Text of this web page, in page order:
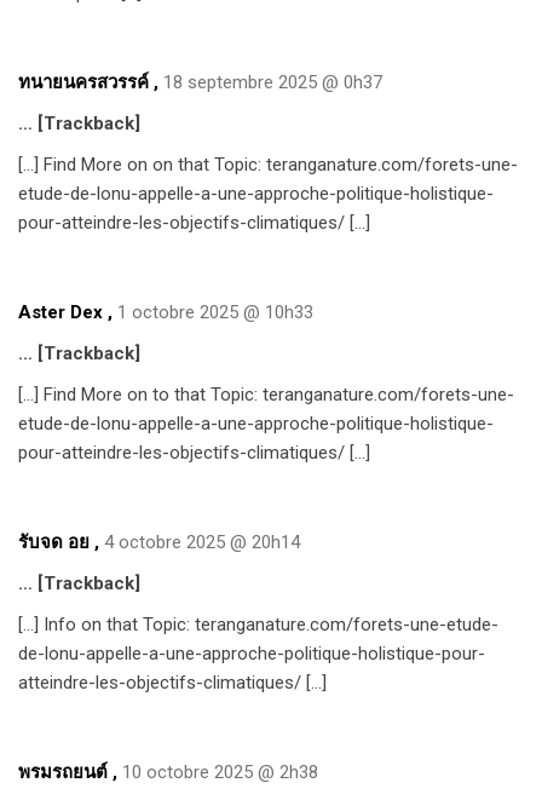
ทนายนครสวรรค์ , 18 septembre 2025 @ 0h37
… [Trackback]
[…] Find More on on that Topic: teranganature.com/forets-une-
etude-de-lonu-appelle-a-une-approche-politique-holistique-
pour-atteindre-les-objectifs-climatiques/ […]
Aster Dex , 1 octobre 2025 @ 10h33
… [Trackback]
[…] Find More on to that Topic: teranganature.com/forets-une-
etude-de-lonu-appelle-a-une-approche-politique-holistique-
pour-atteindre-les-objectifs-climatiques/ […]
รับจด อย , 4 octobre 2025 @ 20h14
… [Trackback]
[…] Info on that Topic: teranganature.com/forets-une-etude-
de-lonu-appelle-a-une-approche-politique-holistique-pour-
atteindre-les-objectifs-climatiques/ […]
พรมรถยนต์ , 10 octobre 2025 @ 2h38